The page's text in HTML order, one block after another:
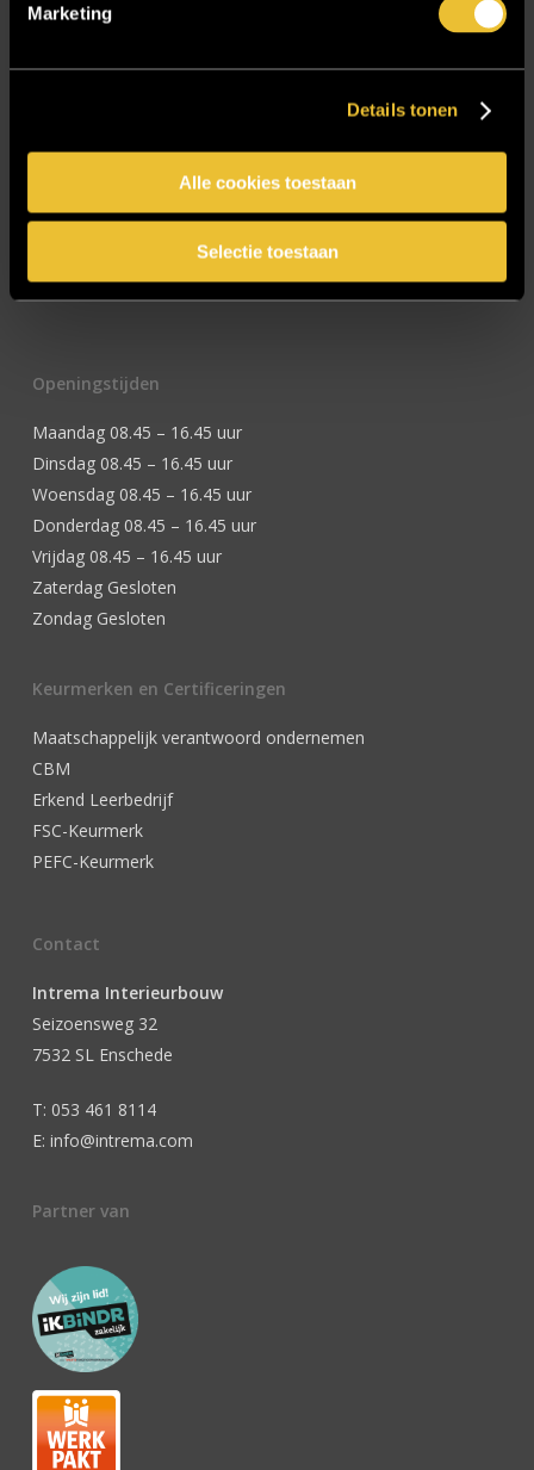
Marketing
Details tonen
Alle cookies toestaan
Selectie toestaan
Openingstijden
Maandag 08.45 – 16.45 uur
Dinsdag 08.45 – 16.45 uur
Woensdag 08.45 – 16.45 uur
Donderdag 08.45 – 16.45 uur
Vrijdag 08.45 – 16.45 uur
Zaterdag Gesloten
Zondag Gesloten
Keurmerken en Certificeringen
Maatschappelijk verantwoord ondernemen
CBM
Erkend Leerbedrijf
FSC-Keurmerk
PEFC-Keurmerk
Contact
Intrema Interieurbouw
Seizoensweg 32
7532 SL Enschede
T: 053 461 8114
E: info@intrema.com
Partner van